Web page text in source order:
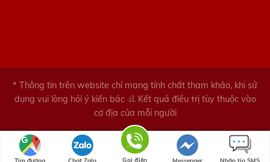
Gọi điện
* Thông tin trên website chỉ mang tính chất tham khảo, khi sử
dụng vui lòng hỏi ý kiến bác ડĩ. Kết quả điều ϯrị tùy thuộc vào
cơ địa của mỗi người
* Hỗ trợ tư vấn: 0906.852.188